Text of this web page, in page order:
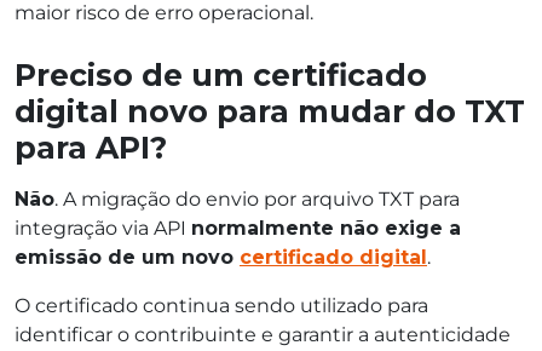
maior risco de erro operacional.
Preciso de um certificado
digital novo para mudar do TXT
para API?
Não. A migração do envio por arquivo TXT para
integração via API normalmente não exige a
emissão de um novo certificado digital .
O certificado continua sendo utilizado para
identificar o contribuinte e garantir a autenticidade